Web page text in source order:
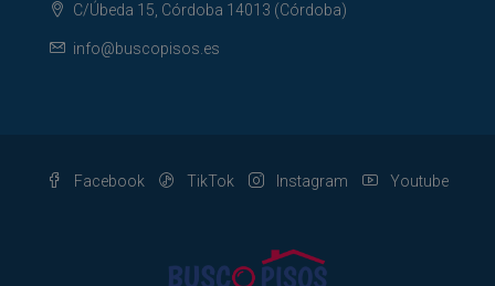
C/Úbeda 15, Córdoba 14013 (Córdoba)
info@buscopisos.es
Facebook TikTok Instagram Youtube